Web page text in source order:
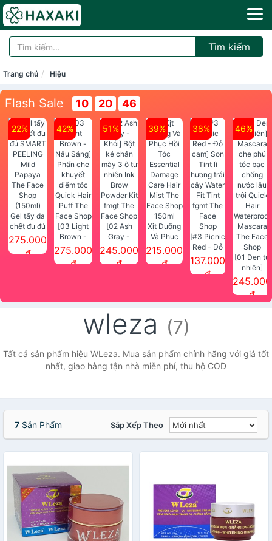
Tìm kiếm
Trang chủ Hiệu
Flash Sale 10 20 45
22%
Gel tẩy da
chết đu đủ
SMART
PEELING
275.000
đ
42%
[03 Light
Brown -
Nâu Sáng]
Phấn che
275.000
đ
51%
[02 Ash
Gray -
Khói] Bột
kẻ chân
Face Shop
245.000
đ
39%
Xịt Dưỡng
Và Phục
Hồi Tóc
Essential
215.000
đ
38%
[#3 Picnic
Red - Đỏ
cam] Son
137.000
đ
46%
[01 Đen tự
nhiên]
Mascara
che phủ
Waterproof
Mascara
245.000
đ
wleza (7)
Tất cả sản phẩm hiệu WLeza. Mua sản phẩm chính hãng với giá tốt
nhất, giao hàng tận nhà miễn phí, thu hộ COD
7 Sản Phẩm Sắp Xếp Theo